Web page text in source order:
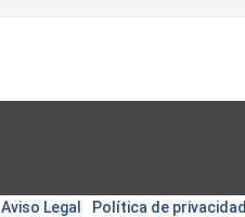
Aviso Legal Política de privacidad